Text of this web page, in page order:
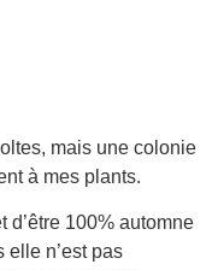
mais une colonie
à mes plants.
d’être 100% automne
elle n’est pas